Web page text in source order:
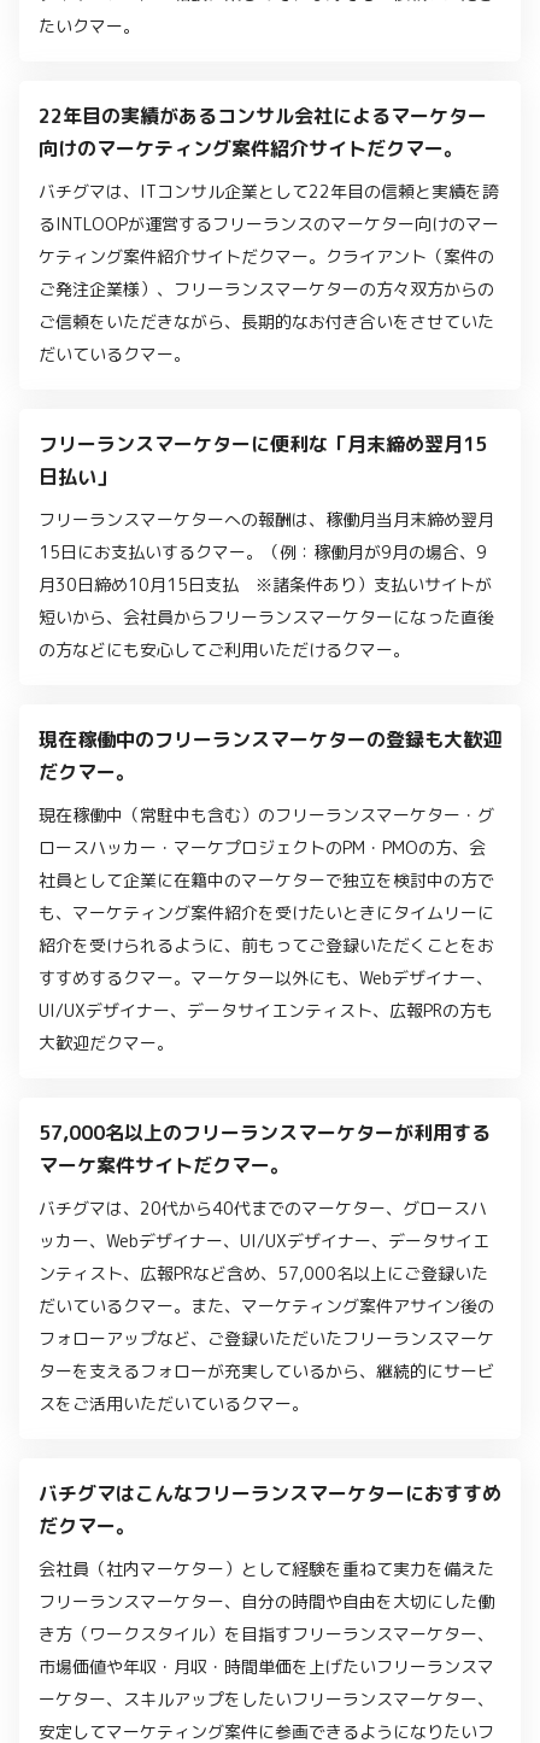
たいクマー。
22年目の実績があるコンサル会社によるマーケター
向けのマーケティング案件紹介サイトだクマー。
バチグマは、ITコンサル企業として22年目の信頼と実績を誇
るINTLOOPが運営するフリーランスのマーケター向けのマー
ケティング案件紹介サイトだクマー。クライアント（案件の
ご発注企業様）、フリーランスマーケターの方々双方からの
ご信頼をいただきながら、長期的なお付き合いをさせていた
だいているクマー。
フリーランスマーケターに便利な「月末締め翌月15
日払い」
フリーランスマーケターへの報酬は、稼働月当月末締め翌月
15日にお支払いするクマー。（例：稼働月が9月の場合、9
月30日締め10月15日支払 ※諸条件あり）支払いサイトが
短いから、会社員からフリーランスマーケターになった直後
の方などにも安心してご利用いただけるクマー。
現在稼働中のフリーランスマーケターの登録も大歓迎
だクマー。
現在稼働中（常駐中も含む）のフリーランスマーケター・グ
ロースハッカー・マーケプロジェクトのPM・PMOの方、会
社員として企業に在籍中のマーケターで独立を検討中の方で
も、マーケティング案件紹介を受けたいときにタイムリーに
紹介を受けられるように、前もってご登録いただくことをお
すすめするクマー。マーケター以外にも、Webデザイナー、
UI/UXデザイナー、データサイエンティスト、広報PRの方も
大歓迎だクマー。
57,000名以上のフリーランスマーケターが利用する
マーケ案件サイトだクマー。
バチグマは、20代から40代までのマーケター、グロースハ
ッカー、Webデザイナー、UI/UXデザイナー、データサイエ
ンティスト、広報PRなど含め、57,000名以上にご登録いた
だいているクマー。また、マーケティング案件アサイン後の
フォローアップなど、ご登録いただいたフリーランスマーケ
ターを支えるフォローが充実しているから、継続的にサービ
スをご活用いただいているクマー。
バチグマはこんなフリーランスマーケターにおすすめ
だクマー。
会社員（社内マーケター）として経験を重ねて実力を備えた
フリーランスマーケター、自分の時間や自由を大切にした働
き方（ワークスタイル）を目指すフリーランスマーケター、
市場価値や年収・月収・時間単価を上げたいフリーランスマ
ーケター、スキルアップをしたいフリーランスマーケター、
安定してマーケティング案件に参画できるようになりたいフ